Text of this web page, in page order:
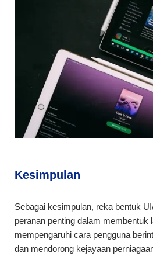
Kesimpulan
Sebagai kesimpulan, reka bentuk
peranan penting dalam membentuk
mempengaruhi cara pengguna
dan mendorong kejayaan